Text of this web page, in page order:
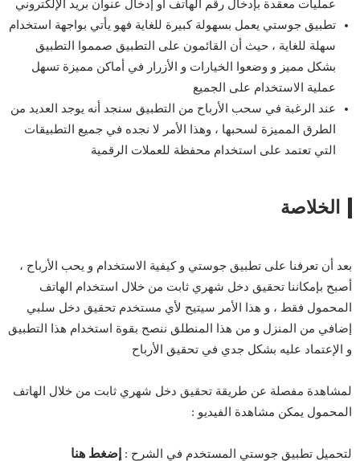
عمليات معقدة بإدخال رقم الهاتف أو إدخال عنوان بريد الإلكتروني
تطبيق جوستي يعمل بسهولة كبيرة للغاية فهو يأتي بواجهة استخدام
سهلة للغاية ، حيث أن القائمون على التطبيق صمموا التطبيق
بشكل مميز و وضعوا الخيارات و الأزرار في أماكن مميزة تسهل
عملية الاستخدام على الجميع
عند الرغبة في سحب الأرباح من التطبيق سنجد أنه يوجد العديد من
الطرق المميزة لسحبها ، وهذا الأمر لا نجده في جميع التطبيقات
التي تعتمد على استخدام محفظة للعملات الرقمية
الخلاصة
بعد أن تعرفنا على تطبيق جوستي و كيفية الاستخدام و يحب الأرباح ،
أصبح بإمكاننا تحقيق دخل شهري ثابت من خلال استخدام الهاتف
المحمول فقط ، و هذا الأمر سيتيح لأي مستخدم تحقيق دخل سلبي
إضافي من المنزل و من هذا المنطلق ننصح بقوة استخدام هذا التطبيق
و الإعتماد عليه بشكل جدي في تحقيق الأرباح
لمشاهدة مفصلة عن طريقة تحقيق دخل شهري ثابت من خلال الهاتف
المحمول يمكن مشاهدة الفيديو :
لتحميل تطبيق جوستي المستخدم في الشرح : إضغط هنا